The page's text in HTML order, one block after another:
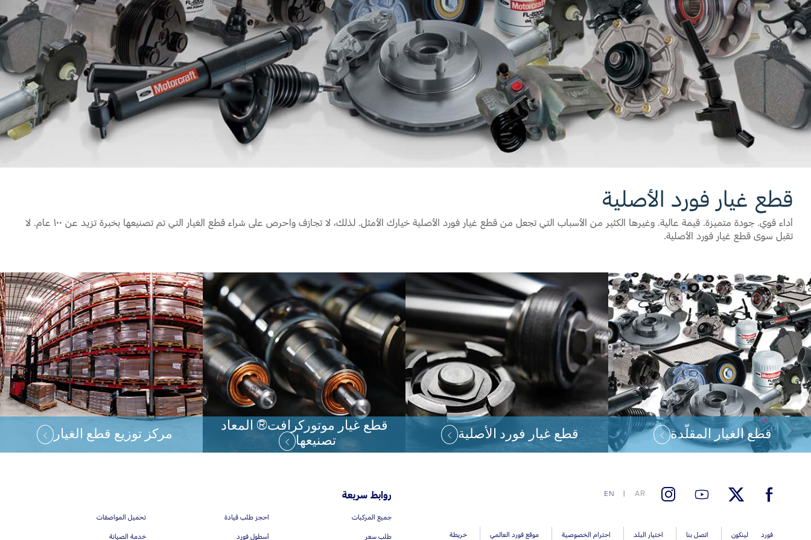
Jordan
Kuwait
Lebanon
Oman
Qatar
Saudi Arabia
United Arab Emirates
Yemen
الأردن
الكويت
لبنان
سلطنة عمان
قطر
‫المملكة العربية السعودية‬
الامارات العربية المتحدة
قطع غيار فورد الأصلية
موتوركرافت
قطع مقلدة
اتصل بنا
البحث عن الوكيل
الأسئلة الشائعة
قطع غيار فورد الأصلية
أداء قوي. جودة متميزة. قيمة عالية. وغيرها الكثير من الأسباب التي تجعل من قطع غيار فورد الأصلية خيارك الأمثل. لذلك، لا تجازف واحرص على شراء قطع الغيار التي تم تصنيعها بخبرة تزيد عن ١٠٠ عام. لا
تقبل سوى قطع غيار فورد الأصلية. ‏
قطع الغيار المقلّدة قطع غيار فورد الأصلية
قطع غيار موتوركرافت® المعاد
تصنيعها
مركز توزيع قطع الغيار
AR
EN
فورد لينكون اتصل بنا اختيار البلد احترام الخصوصية موقع فورد العالمي خريطة
روابط سريعة
جميع المركبات احجز طلب قيادة تحميل المواصفات
طلب سعر أسطول فورد خدمة الصيانة